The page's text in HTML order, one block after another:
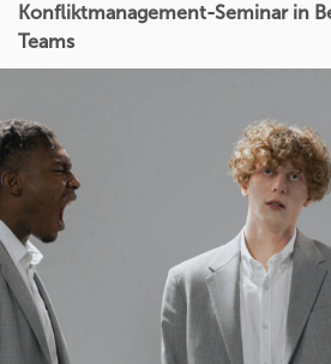
Konfliktmanagement-Seminar in
Teams